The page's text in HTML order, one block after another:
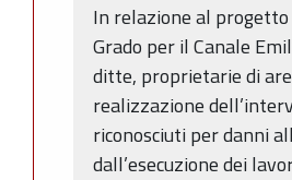
In relazione al progetto
Grado per il Canale
ditte, proprietarie di
realizzazione
riconosciuti per danni
dall’esecuzione dei